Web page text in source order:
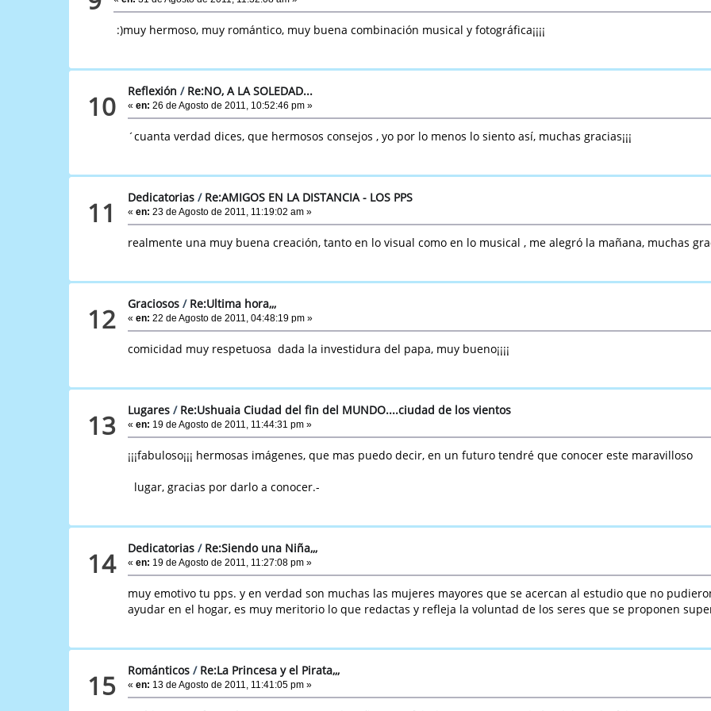
:)muy hermoso, muy romántico, muy buena combinación musical y fotográfica¡¡¡¡
10 Reflexión / Re:NO, A LA SOLEDAD...
«en: 26 de Agosto de 2011, 10:52:46 pm »
´cuanta verdad dices, que hermosos consejos , yo por lo menos lo siento así, muchas gracias¡¡¡
11 Dedicatorias / Re:AMIGOS EN LA DISTANCIA - LOS PPS
«en: 23 de Agosto de 2011, 11:19:02 am »
realmente una muy buena creación, tanto en lo visual como en lo musical , me alegró la mañana, muchas
12 Graciosos / Re:Ultima hora,,,
«en: 22 de Agosto de 2011, 04:48:19 pm »
comicidad muy respetuosa dada la investidura del papa, muy bueno¡¡¡¡
13 Lugares / Re:Ushuaia Ciudad del fin del MUNDO....ciudad de los vientos
«en: 19 de Agosto de 2011, 11:44:31 pm »
¡¡¡fabuloso¡¡¡ hermosas imágenes, que mas puedo decir, en un futuro tendré que conocer este maravilloso
lugar, gracias por darlo a conocer.-
14 Dedicatorias / Re:Siendo una Niña,,,
«en: 19 de Agosto de 2011, 11:27:08 pm »
muy emotivo tu pps. y en verdad son muchas las mujeres mayores que se acercan al estudio que no
ayudar en el hogar, es muy meritorio lo que redactas y refleja la voluntad de los seres que se proponen
15 Románticos / Re:La Princesa y el Pirata,,,
«en: 13 de Agosto de 2011, 11:41:05 pm »